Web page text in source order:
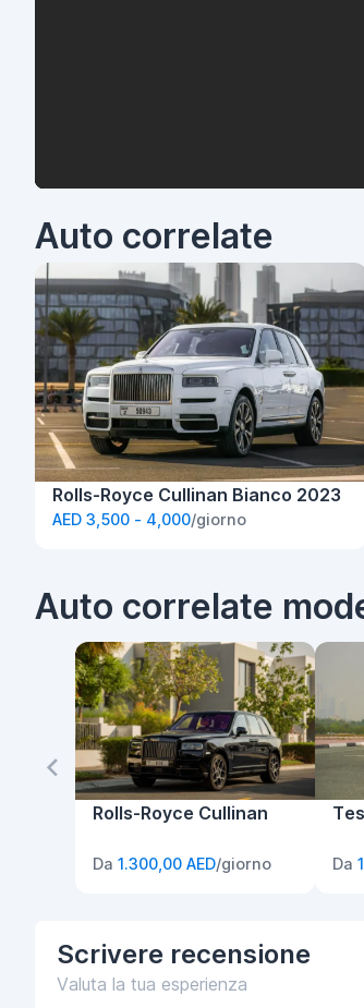
Auto correlate
Rolls-Royce Cullinan Bianco 2023
AED 3,500 - 4,000/giorno
Auto correlate
Rolls-Royce Cullinan
Da 1.300,00 AED/giorno Da
Scrivere recensione
Valuta la tua esperienza